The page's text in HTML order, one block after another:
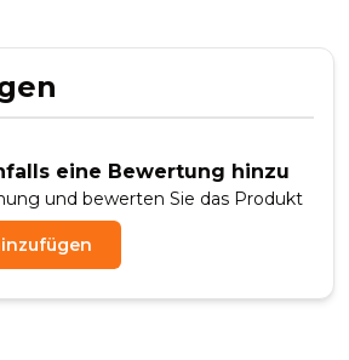
eine Bewertung hinzu
und bewerten Sie das Produkt